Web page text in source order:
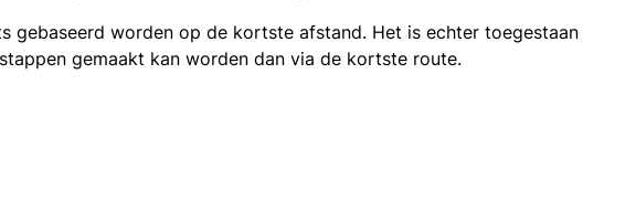
gebaseerd worden op de kortste afstand. Het is echter toegestaan
gemaakt kan worden dan via de kortste route.